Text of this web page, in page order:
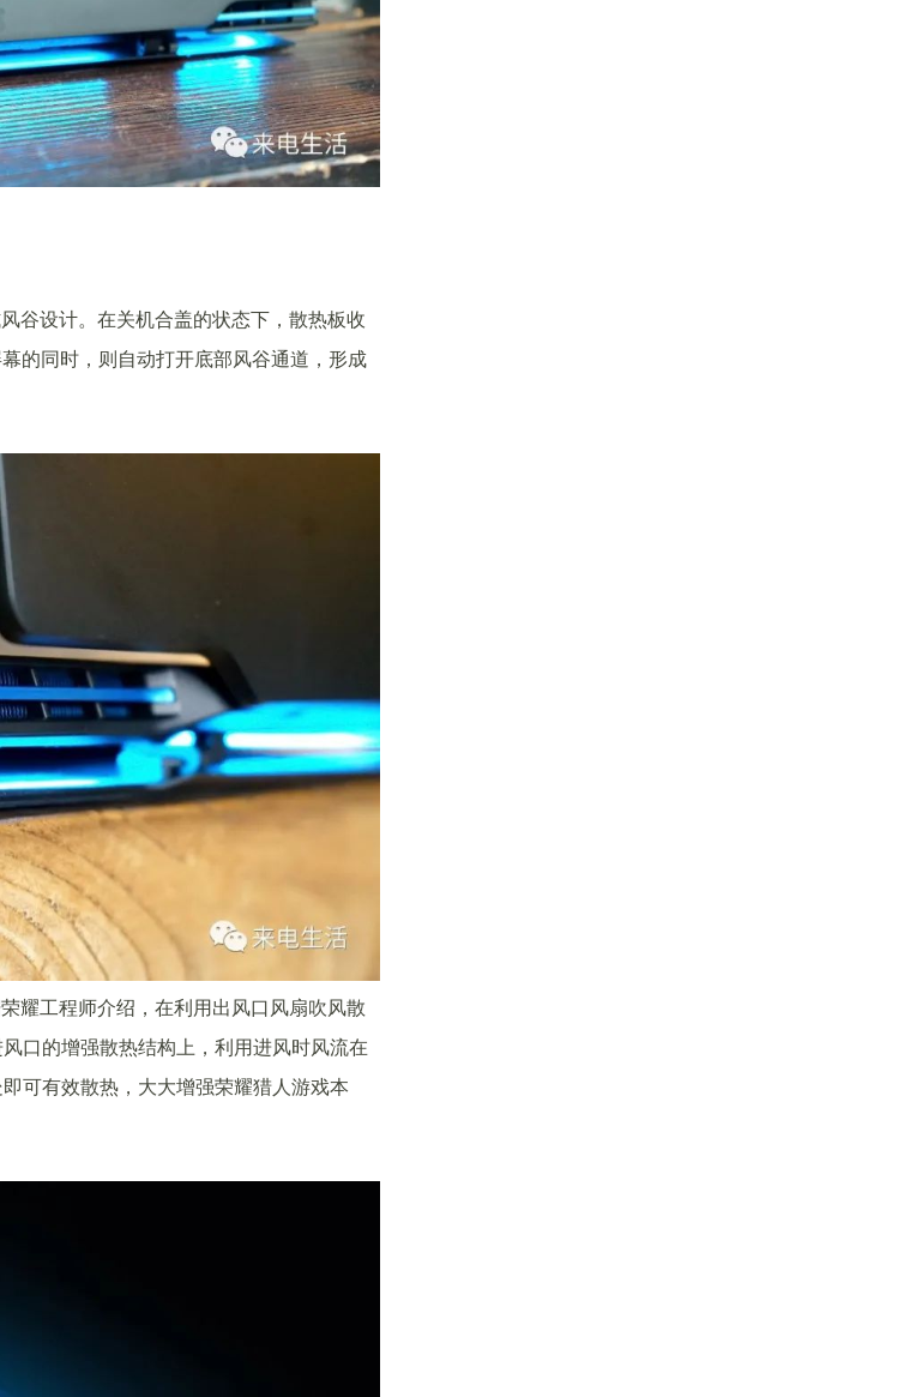
谷设计。在关机合盖的状态下，散热板收
的同时，则自动打开底部风谷通道，形成
耀工程师介绍，在利用出风口风扇吹风散
口的增强散热结构上，利用进风时风流在
可有效散热，大大增强荣耀猎人游戏本